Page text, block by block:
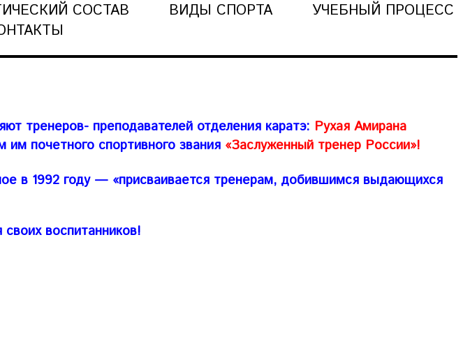
СОСТАВ ВИДЫ СПОРТА
УЧЕБНЫЙ ПРОЦЕСС
тренеров- преподавателей отделения каратэ: Рухая Амирана
им почетного спортивного звания «Заслуженный тренер России»!
в 1992 году — «присваивается тренерам, добившимся выдающихся
воспитанников!